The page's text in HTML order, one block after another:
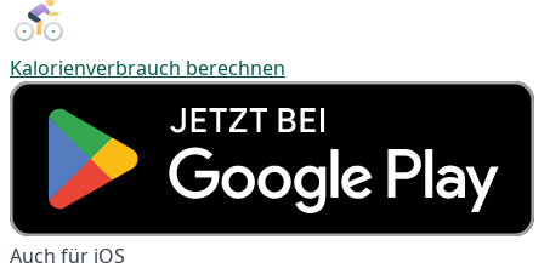
Kalorienverbrauch berechnen
Auch für iOS